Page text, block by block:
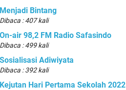
Menjadi Bintang
Dibaca : 407 kali
On-air 98,2 FM Radio Safasindo
Dibaca : 499 kali
Sosialisasi Adiwiyata
Dibaca : 392 kali
Kejutan Hari Pertama Sekolah 2022